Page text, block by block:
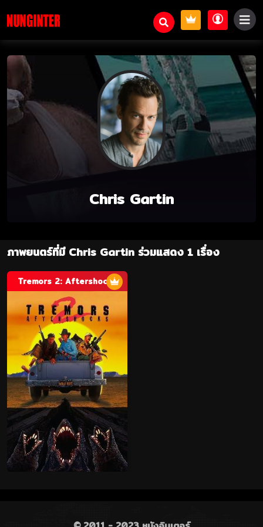
Chris Gartin
ภาพยนตร์ที่มี Chris Gartin ร่วมแสดง 1 เรื่อง
Tremors 2: Aftershocks